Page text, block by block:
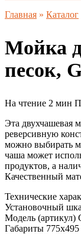
Главная » Каталог
Мойка
песок,
На чтение 2 мин
Эта двухчашевая
реверсивную
можно выбирать
чаша может
продуктов, а
Качественный
Технические
Установочный
Модель (артикул)
Габариты